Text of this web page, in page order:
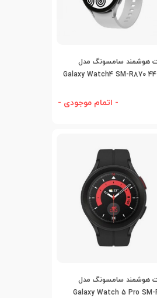
اضافه به مقایسه
هوشمند سامسونگ مدل
Galaxy Watch4 SM-R870
- اتمام موجودی -
اضافه به مقایسه
هوشمند سامسونگ مدل
Galaxy Watch 5 Pro SM-